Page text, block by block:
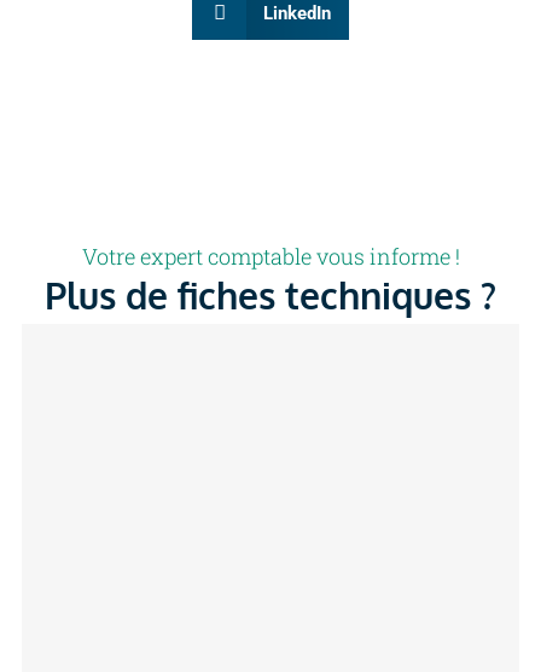
LinkedIn
Votre expert comptable vous informe !
Plus de fiches techniques ?